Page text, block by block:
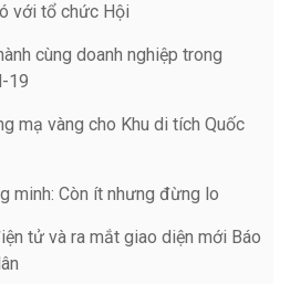
với tổ chức Hội
cùng doanh nghiệp trong
19
mạ vàng cho Khu di tích Quốc
minh: Còn ít nhưng đừng lo
tử và ra mắt giao diện mới Báo